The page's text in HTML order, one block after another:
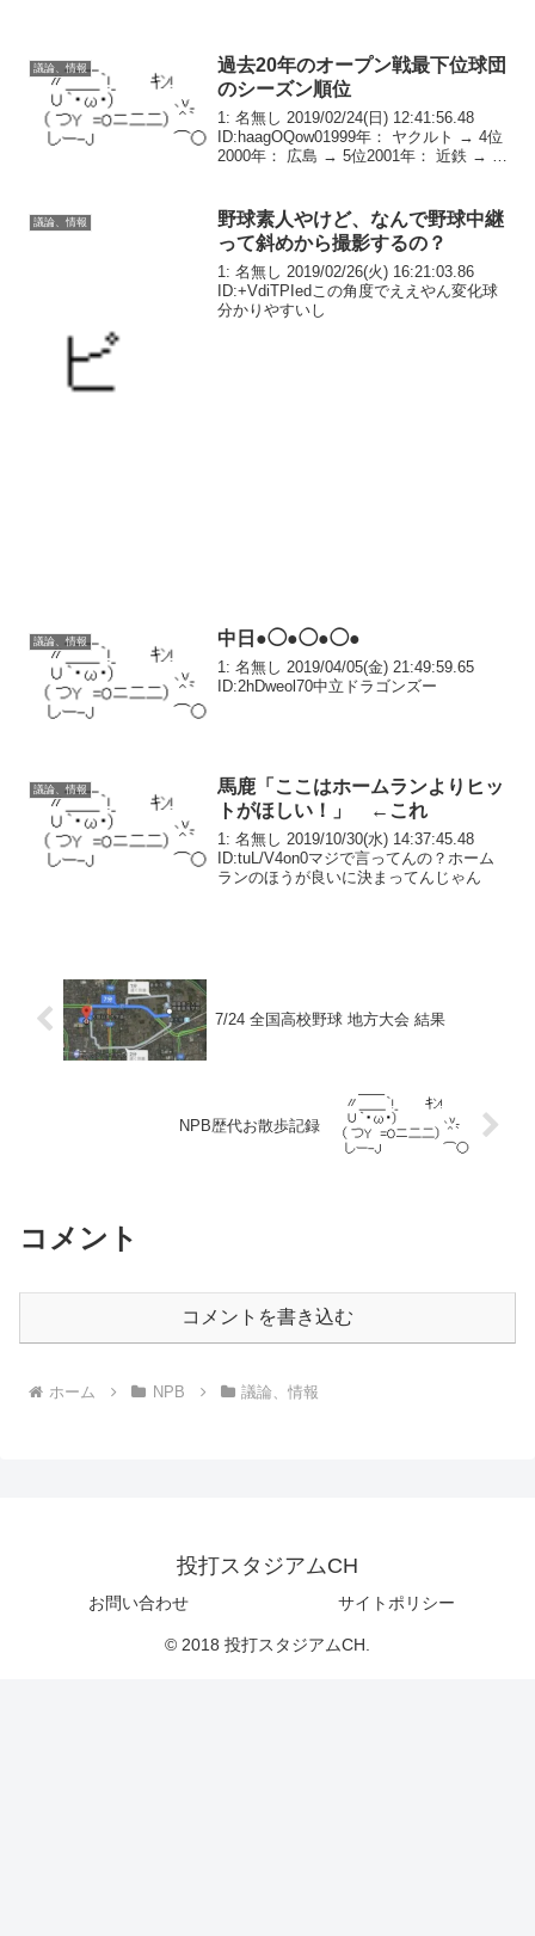
議論、情報
過去20年のオープン戦最下位球団
のシーズン順位
1: 名無し 2019/02/24(日) 12:41:56.48
ID:haagOQow01999年： ヤクルト → 4位
2000年： 広島 → 5位2001年： 近鉄 → 優
議論、情報
野球素人やけど、なんで野球中継
って斜めから撮影するの？
1: 名無し 2019/02/26(火) 16:21:03.86
ID:+VdiTPIedこの角度でええやん変化球
分かりやすいし
議論、情報 中日●◯●◯●◯●
1: 名無し 2019/04/05(金) 21:49:59.65
ID:2hDweol70中立ドラゴンズー
議論、情報
馬鹿「ここはホームランよりヒッ
トがほしい！」 ←これ
1: 名無し 2019/10/30(水) 14:37:45.48
ID:tuL/V4on0マジで言ってんの？ホーム
ランのほうが良いに決まってんじゃん
7/24 全国高校野球 地方大会 結果
NPB歴代お散歩記録
コメント
コメントを書き込む
ホーム NPB 議論、情報
投打スタジアムCH
お問い合わせ サイトポリシー
© 2018 投打スタジアムCH.